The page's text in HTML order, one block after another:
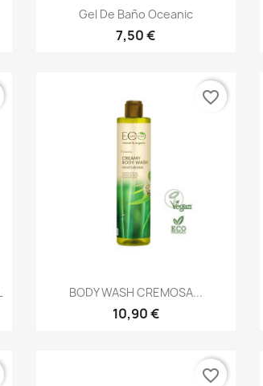
Vista rápida
Gel De Baño Oceanic
7,50 €
Vista rápida
BODY WASH CREMOSA...
10,90 €
favorite_border
favorite_border